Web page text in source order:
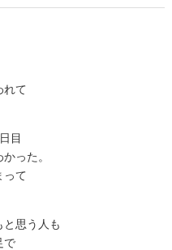
れて
目
った。
って
思う人も
で